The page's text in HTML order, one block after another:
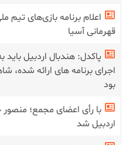
اعلام برنامه بازی‌های تیم
قهرمانی آسیا
پاکدل: هندبال اردبیل باید
اجرای برنامه های ارائه شده،
بود
با رأی اعضای مجمع؛
اردبیل شد